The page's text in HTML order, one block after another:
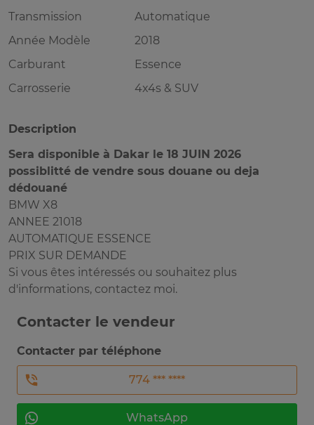
Transmission
Automatique
Année Modèle
2018
Carburant
Essence
Carrosserie
4x4s & SUV
Description
Sera disponible à Dakar le 18 JUIN 2026
possiblitté de vendre sous douane ou deja
dédouané
BMW X8
ANNEE 21018
AUTOMATIQUE ESSENCE
PRIX SUR DEMANDE
Si vous êtes intéressés ou souhaitez plus
d'informations, contactez moi.
Contacter le vendeur
Contacter par téléphone
774 *** ****
WhatsApp